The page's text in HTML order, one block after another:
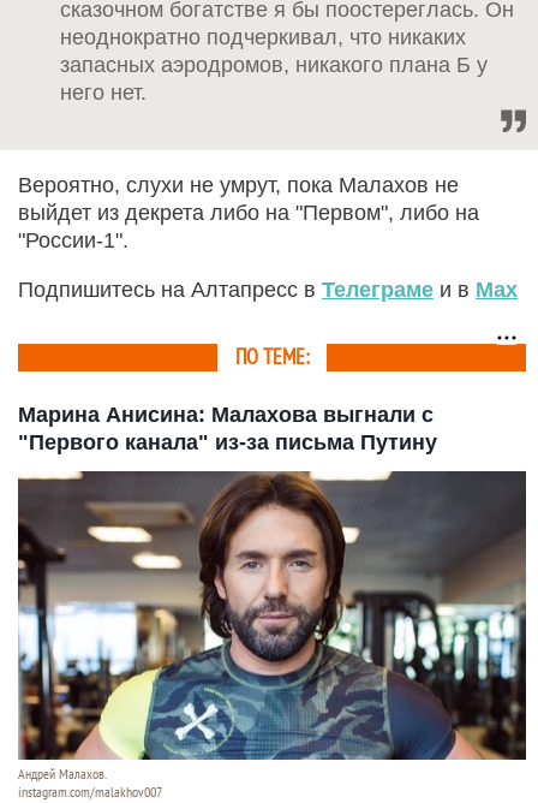
сказочном богатстве я бы поостереглась. Он
неоднократно подчеркивал, что никаких
запасных аэродромов, никакого плана Б у
него нет.
Вероятно, слухи не умрут, пока Малахов не
выйдет из декрета либо на "Первом", либо на
"России-1".
Подпишитесь на Алтапресс в Телеграме и в Max
ПО ТЕМЕ:
Марина Анисина: Малахова выгнали с
"Первого канала" из-за письма Путину
Андрей Малахов.
instagram.com/malakhov007